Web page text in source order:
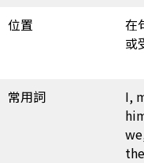
位置
在
或
常用詞
I,